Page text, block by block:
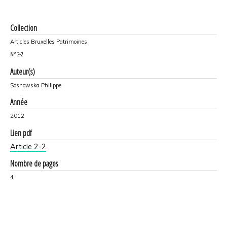
Collection
Articles Bruxelles Patrimoines
N° 2-2
Auteur(s)
Sosnowska Philippe
Année
2012
Lien pdf
Article 2-2
Nombre de pages
4